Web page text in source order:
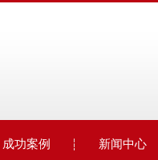
成功案例 新闻中心